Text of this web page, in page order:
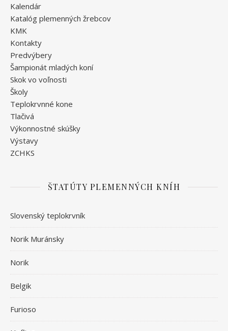
Kalendár
Katalóg plemenných žrebcov
KMK
Kontakty
Predvýbery
Šampionát mladých koní
Skok vo voľnosti
Školy
Teplokrvnné kone
Tlačivá
Výkonnostné skúšky
Výstavy
ZCHKS
ŠTATÚTY PLEMENNÝCH KNÍH
Slovenský teplokrvník
Norik Muránsky
Norik
Belgik
Furioso